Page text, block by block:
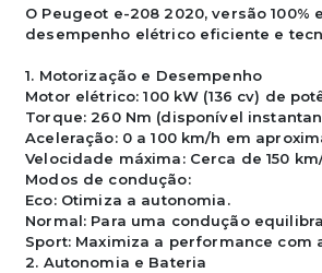
O Peugeot e-208 2020, versão
desempenho elétrico eficiente e
1. Motorização e Desempenho
Motor elétrico: 100 kW (136 cv) de
Torque: 260 Nm (disponível
Aceleração: 0 a 100 km/h em
Velocidade máxima: Cerca de 150
Modos de condução:
Eco: Otimiza a autonomia.
Normal: Para uma condução
Sport: Maximiza a performance com
2. Autonomia e Bateria